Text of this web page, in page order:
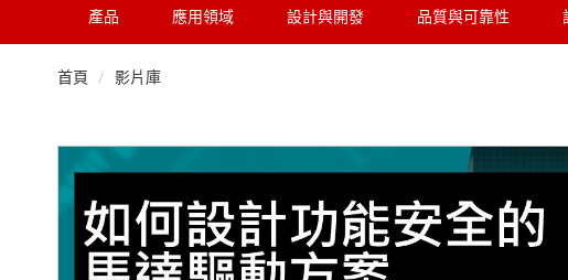
產品 應用領域 設計與開發 品質與可靠性
首頁 影片庫